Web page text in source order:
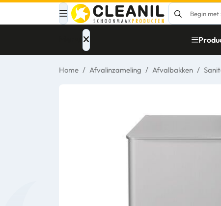
Home / Afvalinzameling / Afvalbakken /